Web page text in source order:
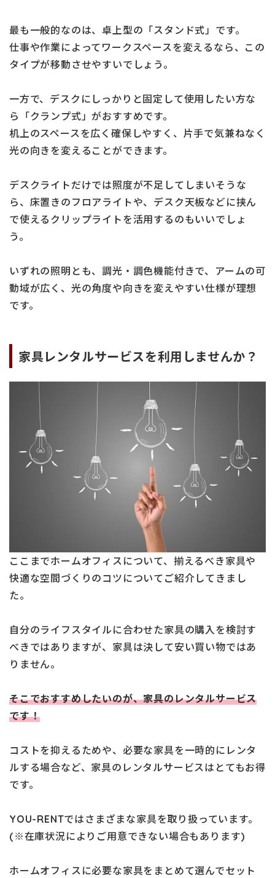
最も一般的なのは、卓上型の「スタンド式」です。
仕事や作業によってワークスペースを変えるなら、この
タイプが移動させやすいでしょう。
一方で、デスクにしっかりと固定して使用したい方な
ら「クランプ式」がおすすめです。
机上のスペースを広く確保しやすく、片手で気兼ねなく
光の向きを変えることができます。
デスクライトだけでは照度が不足してしまいそうな
ら、床置きのフロアライトや、デスク天板などに挟ん
で使えるクリップライトを活用するのもいいでしょ
う。
いずれの照明とも、調光・調色機能付きで、アームの可
動域が広く、光の角度や向きを変えやすい仕様が理想
です。
家具レンタルサービスを利用しませんか？
ここまでホームオフィスについて、揃えるべき家具や
快適な空間づくりのコツについてご紹介してきまし
た。
自分のライフスタイルに合わせた家具の購入を検討す
べきではありますが、家具は決して安い買い物ではあ
りません。
そこでおすすめしたいのが、家具のレンタルサービス
です！
コストを抑えるためや、必要な家具を一時的にレンタ
ルする場合など、家具のレンタルサービスはとてもお得
です。
YOU-RENTではさまざまな家具を取り扱っています。
(※在庫状況によりご用意できない場合もあります)
ホームオフィスに必要な家具をまとめて選んでセット